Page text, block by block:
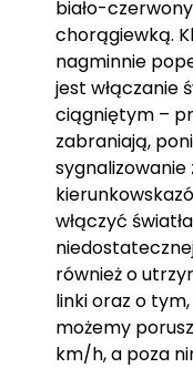
biało-
chorągiewką.
nagminnie
jest włączanie
ciągniętym –
zabraniają,
włączyć
również o
linki oraz o
możemy
km/h, a poza